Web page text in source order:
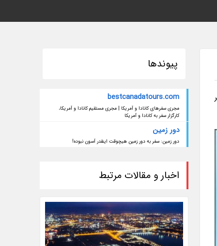
پیوندها
bestcanadatours.com
مجری سفرهای کانادا و آمریکا | مجری مستقیم کانادا و آمریکا،
کارگزار سفر به کانادا و آمریکا
دور زمین
دور زمین: سفر به دور زمین هیچوقت اینقدر آسون نبوده!
اخبار و مقالات مرتبط